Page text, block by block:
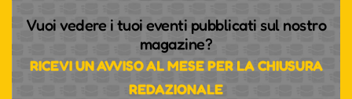
Vuoi vedere i tuoi eventi pubblicati sul nostro
magazine?
RICEVI UN AVVISO AL MESE PER LA CHIUSURA
REDAZIONALE